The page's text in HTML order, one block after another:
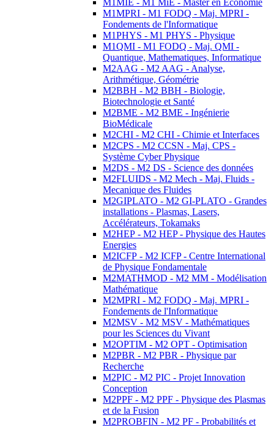
M1MIE - M1 MiE - Master en Economie
M1MPRI - M1 FODQ - Maj. MPRI -
Fondements de l'Informatique
M1PHYS - M1 PHYS - Physique
M1QMI - M1 FODQ - Maj. QMI -
Quantique, Mathematiques, Informatique
M2AAG - M2 AAG - Analyse,
Arithmétique, Géométrie
M2BBH - M2 BBH - Biologie,
Biotechnologie et Santé
M2BME - M2 BME - Ingénierie
BioMédicale
M2CHI - M2 CHI - Chimie et Interfaces
M2CPS - M2 CCSN - Maj. CPS -
Système Cyber Physique
M2DS - M2 DS - Science des données
M2FLUIDS - M2 Mech - Maj. Fluids -
Mecanique des Fluides
M2GIPLATO - M2 GI-PLATO - Grandes
installations - Plasmas, Lasers,
Accélérateurs, Tokamaks
M2HEP - M2 HEP - Physique des Hautes
Energies
M2ICFP - M2 ICFP - Centre International
de Physique Fondamentale
M2MATHMOD - M2 MM - Modélisation
Mathématique
M2MPRI - M2 FODQ - Maj. MPRI -
Fondements de l'Informatique
M2MSV - M2 MSV - Mathématiques
pour les Sciences du Vivant
M2OPTIM - M2 OPT - Optimisation
M2PBR - M2 PBR - Physique par
Recherche
M2PIC - M2 PIC - Projet Innovation
Conception
M2PPF - M2 PPF - Physique des Plasmas
et de la Fusion
M2PROBFIN - M2 PF - Probabilités et